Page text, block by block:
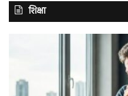
शिक्षा